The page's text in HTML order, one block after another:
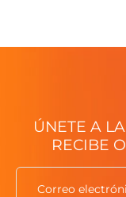
ÚNETE A
RECIBE
Correo